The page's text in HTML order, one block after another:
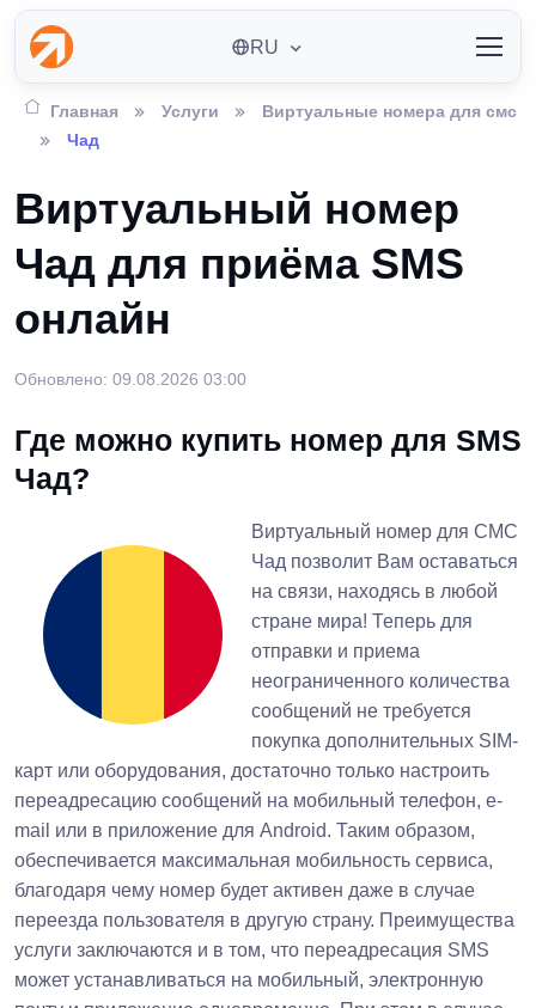
RU
Главная Услуги
Виртуальные номера для смс
Чад
Виртуальный номер
Чад для приёма SMS
онлайн
Обновлено: 09.08.2026 03:00
Где можно купить номер для SMS
Чад?
Виртуальный номер для СМС
Чад позволит Вам оставаться
на связи, находясь в любой
стране мира! Теперь для
отправки и приема
неограниченного количества
сообщений не требуется
покупка дополнительных SIM-
карт или оборудования, достаточно только настроить
переадресацию сообщений на мобильный телефон, e-
mail или в приложение для Android. Таким образом,
обеспечивается максимальная мобильность сервиса,
благодаря чему номер будет активен даже в случае
переезда пользователя в другую страну. Преимущества
услуги заключаются и в том, что переадресация SMS
может устанавливаться на мобильный, электронную